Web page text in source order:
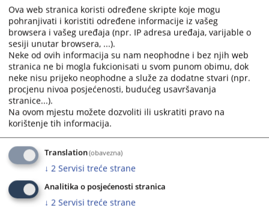
5614PREGLEDA
Ova web stranica koristi određene skripte koje mogu
pohranjivati i koristiti određene informacije iz vašeg
browsera i vašeg uređaja (npr. IP adresa uređaja, varijable o
sesiji unutar browsera, ...).
Neke od ovih informacija su nam neophodne i bez njih web
stranica ne bi mogla fukcionisati u svom punom obimu, dok
neke nisu prijeko neophodne a služe za dodatne stvari (npr.
procjenu nivoa posjećenosti, budućeg usavršavanja
stranice...).
Na ovom mjestu možete dozvoliti ili uskratiti pravo na
korištenje tih informacija.
Translation(obavezna)
↓ 2 Servisi treće strane
Analitika o posjećenosti stranica
↓ 2 Servisi treće strane